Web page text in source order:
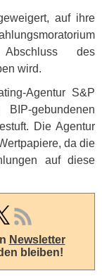
auf ihre
des
wird.
Agentur S&P
BIP-gebundenen
Die Agentur
da die
auf diese
Newsletter
bleiben!